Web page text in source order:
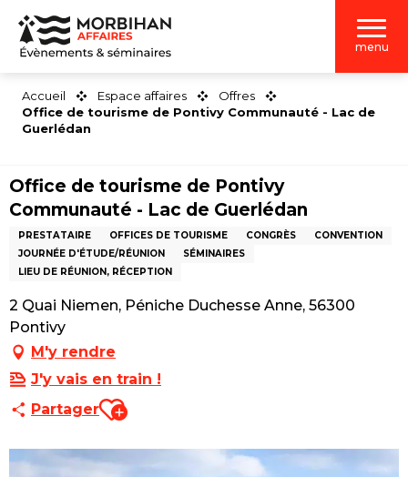
Aller
contenu
menu
Accueil Espace affaires
Offres
Office de tourisme de Pontivy Communauté - Lac de
Guerlédan
Office de tourisme de Pontivy
Communauté - Lac de Guerlédan
PRESTATAIRE OFFICES DE TOURISME CONGRÈS
CONVENTION
JOURNÉE D'ÉTUDE/RÉUNION
SÉMINAIRES
LIEU DE RÉUNION, RÉCEPTION
2 Quai Niemen, Péniche Duchesse Anne, 56300
Pontivy
M'y rendre
J'y vais en train !
PartagerAjouter aux favoris